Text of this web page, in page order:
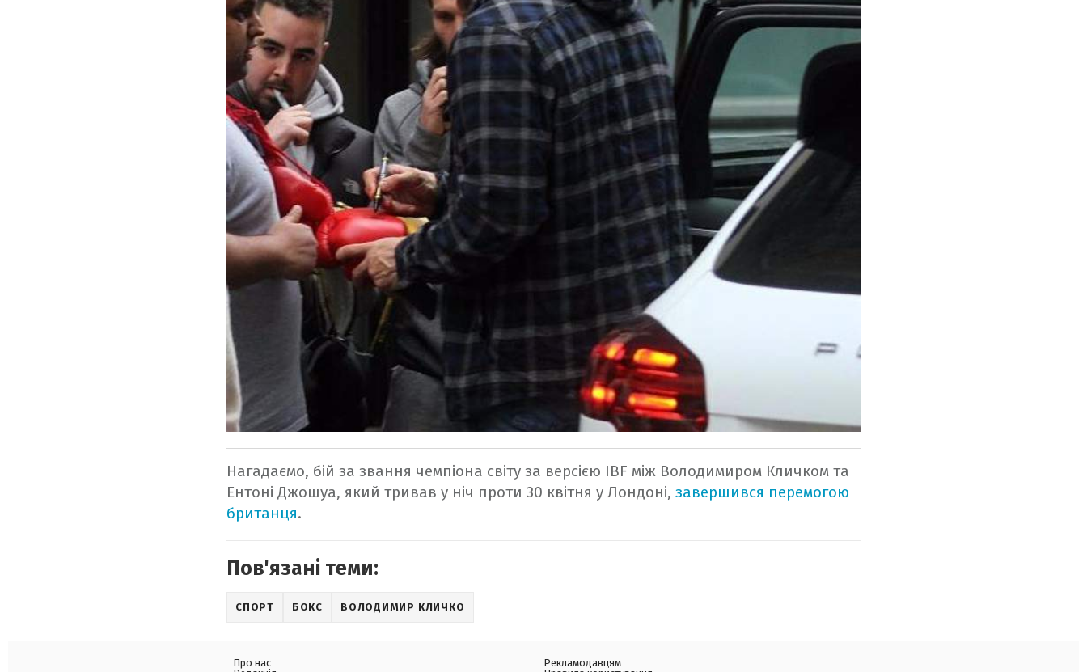
Нагадаємо, бій за звання чемпіона світу за версією IBF між Володимиром Кличком та
Ентоні Джошуа, який тривав у ніч проти 30 квітня у Лондоні, завершився перемогою
британця.
Пов'язані теми:
СПОРТ БОКС ВОЛОДИМИР КЛИЧКО
Про нас
Рекламодавцям